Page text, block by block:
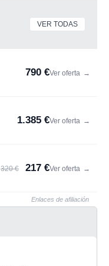
VER TODAS
790 €Ver oferta →
1.385 €Ver oferta →
320 € 217 €Ver oferta →
Enlaces de afiliación